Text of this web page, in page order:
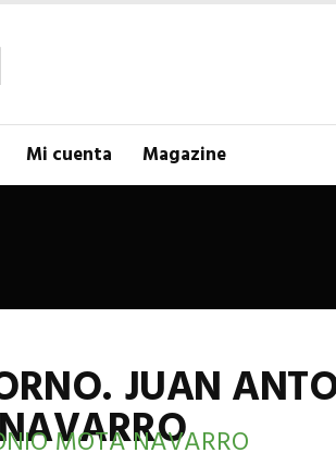
Mi cuenta Magazine
JUAN
MOTA NAVARRO